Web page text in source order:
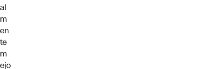
al
m
en
te
m
ejo